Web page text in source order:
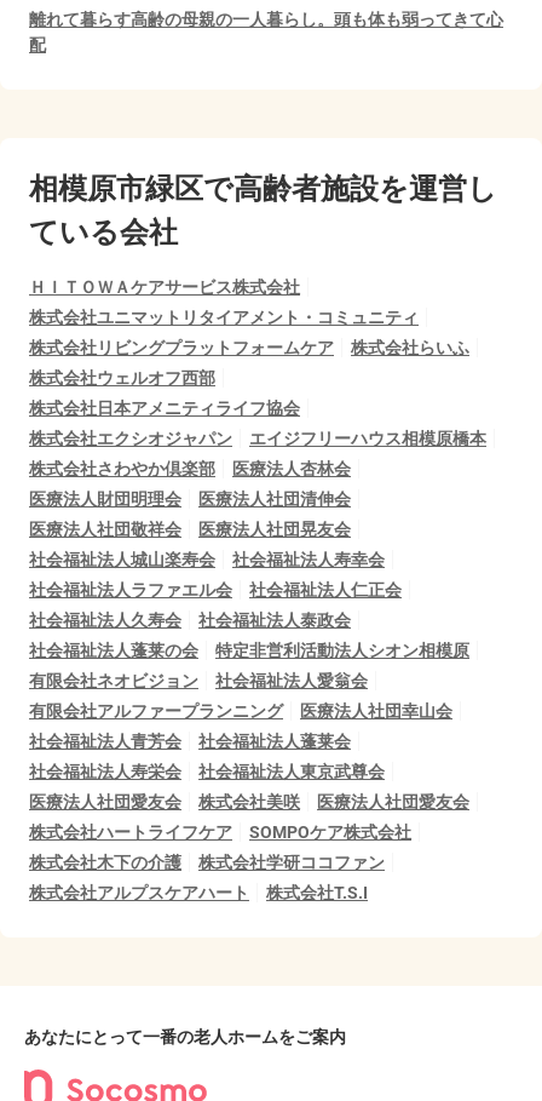
離れて暮らす高齢の母親の一人暮らし。頭も体も弱ってきて心
配
相模原市緑区で高齢者施設を運営し
ている会社
ＨＩＴＯＷＡケアサービス株式会社
株式会社ユニマットリタイアメント・コミュニティ
株式会社リビングプラットフォームケア
株式会社らいふ
株式会社ウェルオフ西部
株式会社日本アメニティライフ協会
株式会社エクシオジャパン
エイジフリーハウス相模原橋本
株式会社さわやか倶楽部
医療法人杏林会
医療法人財団明理会
医療法人社団清伸会
医療法人社団敬祥会
医療法人社団晃友会
社会福祉法人城山楽寿会
社会福祉法人寿幸会
社会福祉法人ラファエル会
社会福祉法人仁正会
社会福祉法人久寿会
社会福祉法人泰政会
社会福祉法人蓬莱の会
特定非営利活動法人シオン相模原
有限会社ネオビジョン
社会福祉法人愛翁会
有限会社アルファープランニング
医療法人社団幸山会
社会福祉法人青芳会
社会福祉法人蓬莱会
社会福祉法人寿栄会
社会福祉法人東京武尊会
医療法人社団愛友会
株式会社美咲
医療法人社団愛友会
株式会社ハートライフケア
SOMPOケア株式会社
株式会社木下の介護
株式会社学研ココファン
株式会社アルプスケアハート
株式会社T.S.I
あなたにとって一番の老人ホームをご案内